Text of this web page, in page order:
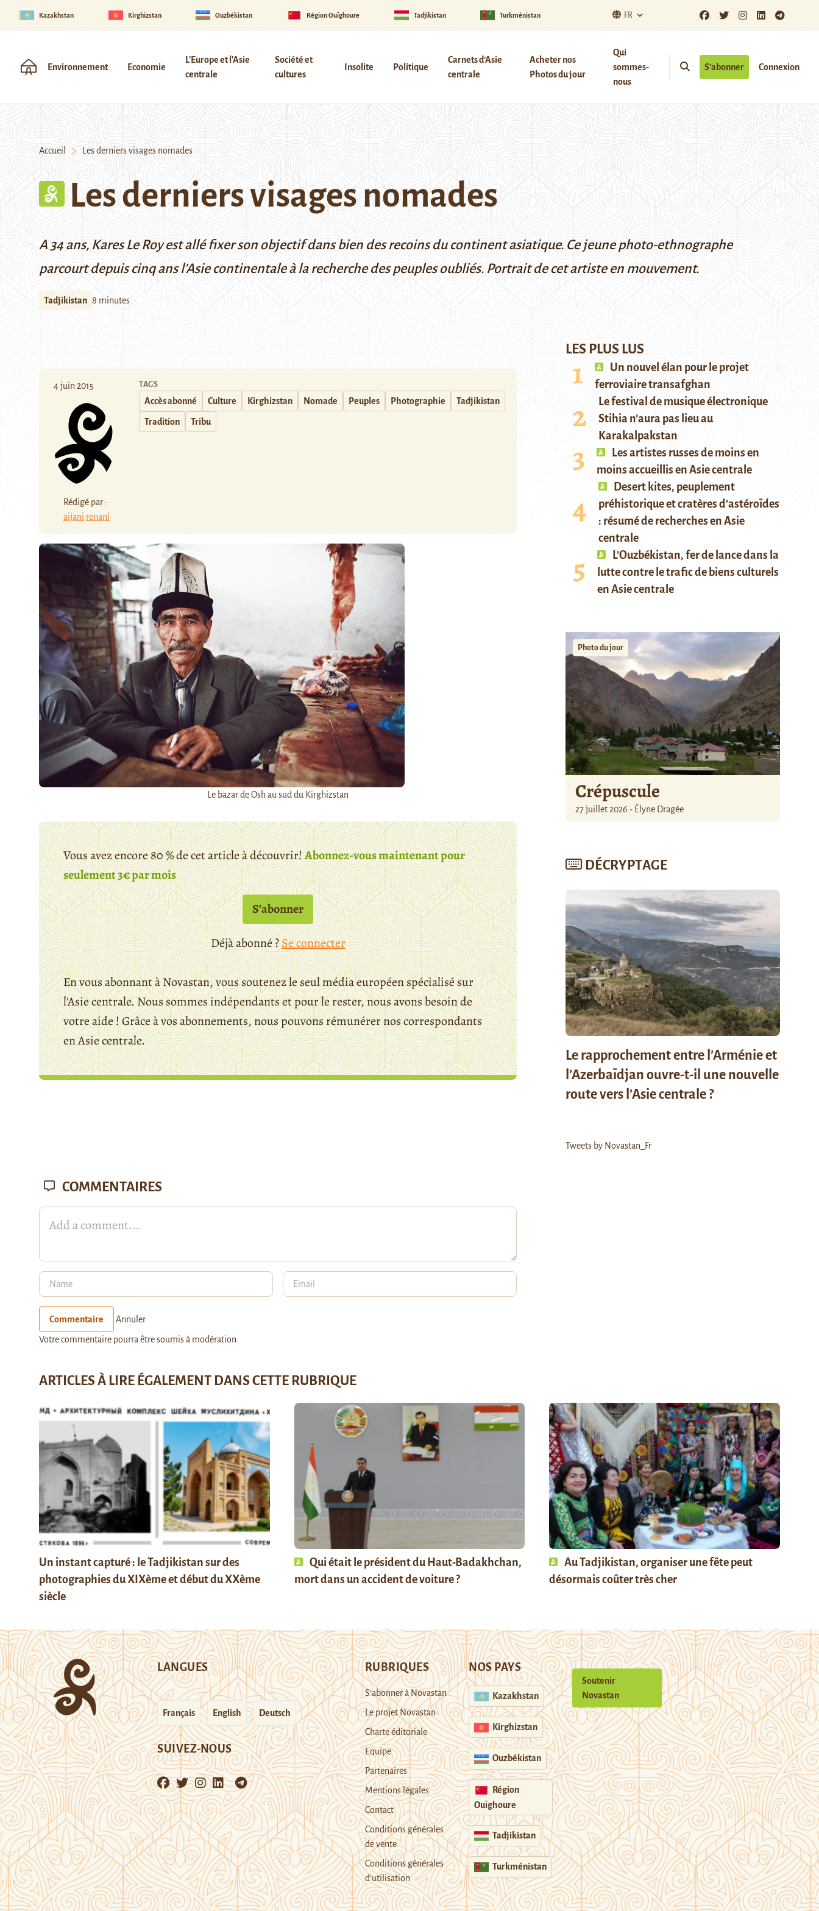
Kazakhstan Kirghizstan Ouzbékistan Région Ouïghoure Tadjikistan Turkménistan FR
Environnement Economie
L'Europe et l'Asie
centrale
Société et
cultures
Insolite Politique
Carnets d’Asie
centrale
Acheter nos
Photos du jour
Qui
sommes-
nous
S’abonner Connexion
Accueil Les derniers visages nomades
Les derniers visages nomades
A 34 ans, Kares Le Roy est allé fixer son objectif dans bien des recoins du continent asiatique. Ce jeune photo-ethnographe
parcourt depuis cinq ans l’Asie continentale à la recherche des peuples oubliés. Portrait de cet artiste en mouvement.
Tadjikistan 8 minutes
4 juin 2015
Rédigé par :
aijani renanl
TAGS
Accès abonné Culture Kirghizstan Nomade Peuples Photographie Tadjikistan
Tradition Tribu
Le bazar de Osh au sud du Kirghizstan
Vous avez encore 80 % de cet article à découvrir!Abonnez-vous maintenant pour
seulement 3€ par mois
S’abonner
Déjà abonné ?Se connecter
En vous abonnant à Novastan, vous soutenez le seul média européen spécialisé sur
l'Asie centrale. Nous sommes indépendants et pour le rester, nous avons besoin de
votre aide ! Grâce à vos abonnements, nous pouvons rémunérer nos correspondants
en Asie centrale.
LES PLUS LUS
Un nouvel élan pour le projet
ferroviaire transafghan
Le festival de musique électronique
Stihia n’aura pas lieu au
Karakalpakstan
Les artistes russes de moins en
moins accueillis en Asie centrale
Desert kites, peuplement
préhistorique et cratères d’astéroïdes
: résumé de recherches en Asie
centrale
L’Ouzbékistan, fer de lance dans la
lutte contre le trafic de biens culturels
en Asie centrale
Photo du jour
Crépuscule
27 juillet 2026 - Élyne Dragée
DÉCRYPTAGE
Le rapprochement entre l’Arménie et
l’Azerbaïdjan ouvre-t-il une nouvelle
route vers l’Asie centrale ?
Tweets by Novastan_Fr
COMMENTAIRES
Commentaire Annuler
Votre commentaire pourra être soumis à modération.
ARTICLES À LIRE ÉGALEMENT DANS CETTE RUBRIQUE
Un instant capturé : le Tadjikistan sur des
photographies du XIXème et début du XXème
siècle
Qui était le président du Haut-Badakhchan,
mort dans un accident de voiture ?
Au Tadjikistan, organiser une fête peut
désormais coûter très cher
LANGUES
Français English Deutsch
SUIVEZ-NOUS
RUBRIQUES
S’abonner à Novastan
Le projet Novastan
Charte éditoriale
Equipe
Partenaires
Mentions légales
Contact
Conditions générales
de vente
Conditions générales
d’utilisation
NOS PAYS
Kazakhstan
Kirghizstan
Ouzbékistan
Région
Ouïghoure
Tadjikistan
Turkménistan
Soutenir
Novastan